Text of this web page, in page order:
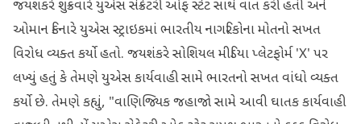
જયશંકરે શુક્રવારે યુએસ સેક્રેટરી ઓફ સ્ટેટ સાથે વાત કરી હતી અને
ઓમાન કિનારે યુએસ સ્ટ્રાઇકમાં ભારતીય નાગરિકોના મોતનો સખત
વિરોધ વ્યક્ત કર્યો હતો. જયશંકરે સોશિયલ મીડિયા પ્લેટફોર્મ 'X' પર
લખ્યું હતું કે તેમણે યુએસ કાર્યવાહી સામે ભારતનો સખત વાંધો વ્યક્ત
કર્યો છે. તેમણે કહ્યું, "વાણિજ્યિક જહાજો સામે આવી ઘાતક કાર્યવાહી